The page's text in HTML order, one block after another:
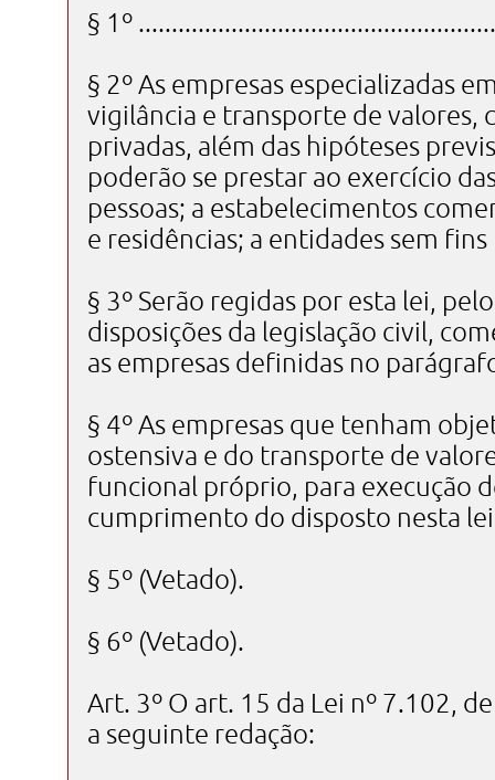
§ 1º
§ 2º As empresas especializadas
vigilância e transporte de valores,
privadas, além das hipóteses
poderão se prestar ao exercício
pessoas; a estabelecimentos
e residências; a entidades sem
§ 3º Serão regidas por esta lei,
disposições da legislação civil,
as empresas definidas no
§ 4º As empresas que tenham
ostensiva e do transporte de
funcional próprio, para execução
cumprimento do disposto nesta
§ 5º (Vetado).
§ 6º (Vetado).
Art. 3º O art. 15 da Lei nº 7.102,
a seguinte redação: